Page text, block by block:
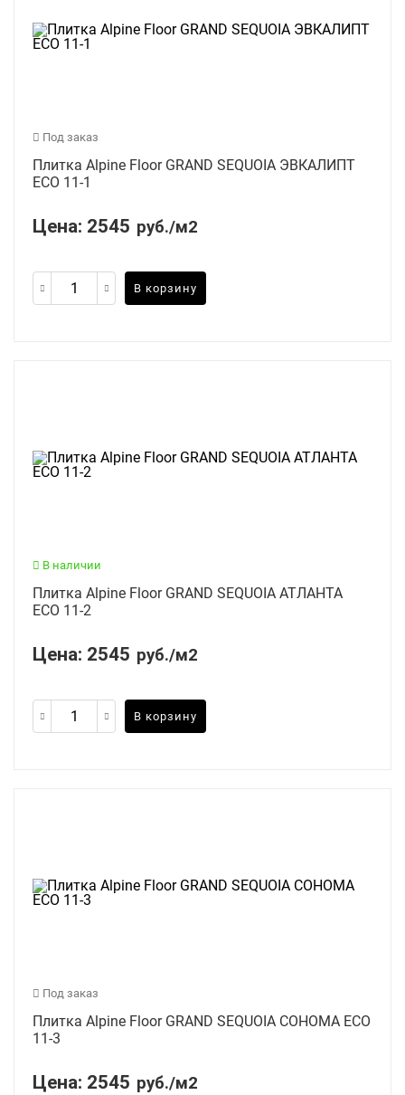
Под заказ
Плитка Alpine Floor GRAND SEQUOIA ЭВКАЛИПТ
ECO 11-1
Цена: 2545 руб./м2
В корзину
В наличии
Плитка Alpine Floor GRAND SEQUOIA АТЛАНТА
ECO 11-2
Цена: 2545 руб./м2
В корзину
Под заказ
Плитка Alpine Floor GRAND SEQUOIA СОНОМА ECO
11-3
Цена: 2545 руб./м2